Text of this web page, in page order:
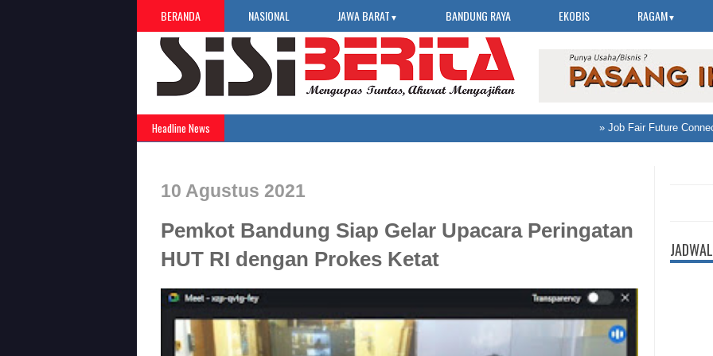
BERANDA NASIONAL JAWA BARAT ▼ BANDUNG RAYA EKOBIS RAGAM▼
Headline News Job Fair Future Connect
10 Agustus 2021
Pemkot Bandung Siap Gelar Upacara Peringatan
HUT RI dengan Prokes Ketat